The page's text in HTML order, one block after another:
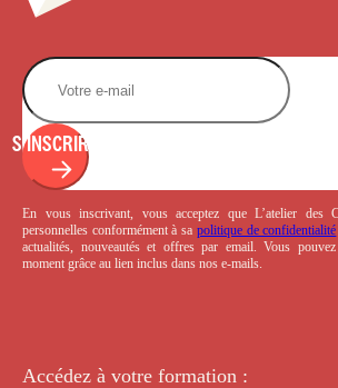
S'INSCRIRE
En vous inscrivant, vous acceptez que L’atelier des
personnelles conformément à sa politique de confidentialité
actualités, nouveautés et offres par email. Vous
moment grâce au lien inclus dans nos e-mails.
Accédez à votre formation :